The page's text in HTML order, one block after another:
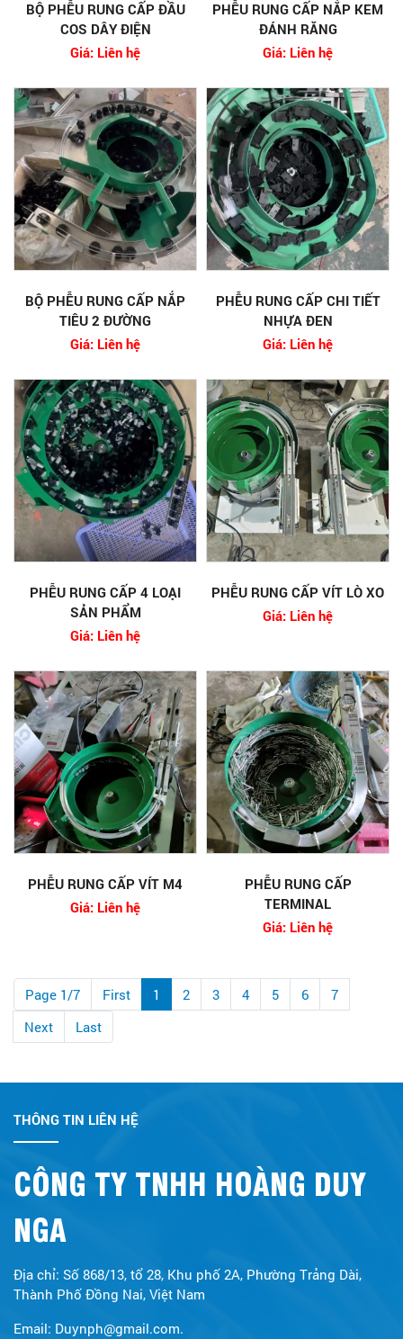
BỘ PHỄU RUNG CẤP ĐẦU
COS DÂY ĐIỆN
Giá: Liên hệ
PHỄU RUNG CẤP NẮP KEM
ĐÁNH RĂNG
Giá: Liên hệ
BỘ PHỄU RUNG CẤP NẮP
TIÊU 2 ĐƯỜNG
Giá: Liên hệ
PHỄU RUNG CẤP CHI TIẾT
NHỰA ĐEN
Giá: Liên hệ
PHỄU RUNG CẤP 4 LOẠI
SẢN PHẨM
Giá: Liên hệ
PHỄU RUNG CẤP VÍT LÒ XO
Giá: Liên hệ
PHỄU RUNG CẤP VÍT M4
Giá: Liên hệ
PHỄU RUNG CẤP
TERMINAL
Giá: Liên hệ
Page 1/7 First 1 2 3 4 5 6
7
Next
Last
THÔNG TIN LIÊN HỆ
CÔNG TY TNHH HOÀNG DUY
NGA
Địa chỉ: Số 868/13, tổ 28, Khu phố 2A, Phường Trảng Dài,
Thành Phố Đồng Nai, Việt Nam
Email: Duynph@gmail.com.